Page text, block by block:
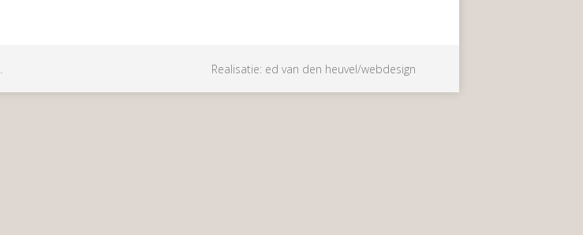
Realisatie: ed van den heuvel/webdesign